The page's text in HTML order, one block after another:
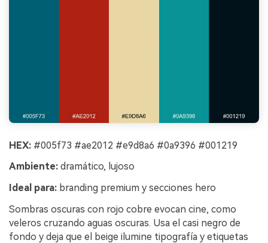
HEX: #005f73 #ae2012 #e9d8a6 #0a9396 #001219
Ambiente: dramático, lujoso
Ideal para: branding premium y secciones hero
Sombras oscuras con rojo cobre evocan cine, como
veleros cruzando aguas oscuras. Usa el casi negro de
fondo y deja que el beige ilumine tipografía y etiquetas